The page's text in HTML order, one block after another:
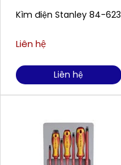
Kìm điện Stanley 84-623
Liên hệ
Liên hệ